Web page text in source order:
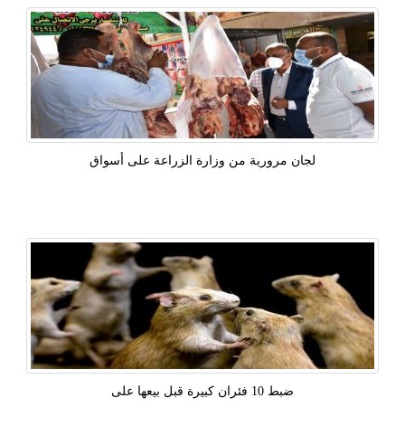
لجان مرورية من وزارة الزراعة على أسواق
ضبط 10 فئران كبيرة قبل بيعها على